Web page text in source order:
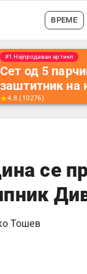
ВРЕМЕ
#1 Најпродавано
Држач за
телефон кој
на ѕид -
далечински
4.5(16742
се
Тошев